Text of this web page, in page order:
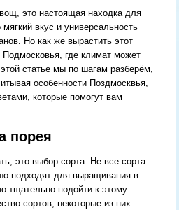
это настоящая находка для
вкус и универсальность
Но как же вырастить этот
где климат может
статье мы по шагам разберём,
особенности Поздмосквья,
которые помогут вам
порея
это выбор сорта. Не все сорта
подходят для выращивания в
тщательно подойти к этому
сортов, некоторые из них